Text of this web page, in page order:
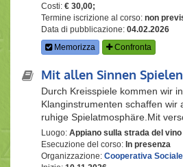
Costi: € 30,00;
Termine iscrizione al corso: non
Data di pubblicazione: 04.02.2026
Memorizza
Confronta
Mit allen Sinnen
Durch Kreisspiele kommen wir
Klanginstrumenten schaffen wir
ruhige Spielatmosphäre.Mit
Luogo: Appiano sulla strada del vino
Esecuzione del corso: In presenza
Organizzazione: Cooperativa